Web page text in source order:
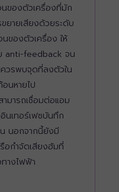
ของตัวเครื่องที่มัก
ยายเสียงด้วยระดับ
ของตัวเครื่อง ให้
anti-feedback จน
วรพบจุดที่ลงตัวใน
นหายไป
มารถเชื่อมต่อแอม
นเทอร์เฟซบันทึก
น นอกจากนี้ยังมี
กำจัดเสียงฮัมที่
างไฟฟ้า